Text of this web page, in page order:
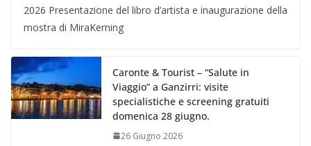
2026 Presentazione del libro d’artista e inaugurazione della
mostra di MiraKerning
Caronte & Tourist – “Salute in
Viaggio” a Ganzirri: visite
specialistiche e screening gratuiti
domenica 28 giugno.
26 Giugno 2026